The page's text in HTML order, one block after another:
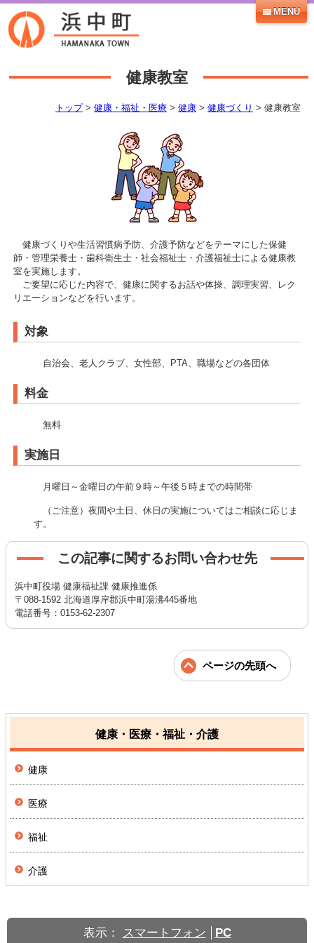
MENU
健康教室
トップ> 健康・福祉・医療 > 健康 > 健康づくり > 健康教室
健康づくりや生活習慣病予防、介護予防などをテーマにした保健
師・管理栄養士・歯科衛生士・社会福祉士・介護福祉士による健康教
室を実施します。
ご要望に応じた内容で、健康に関するお話や体操、調理実習、レク
リエーションなどを行います。
対象
自治会、老人クラブ、女性部、PTA、職場などの各団体
料金
無料
実施日
月曜日～金曜日の午前９時～午後５時までの時間帯
（ご注意）夜間や土日、休日の実施についてはご相談に応じま
す。
この記事に関するお問い合わせ先
浜中町役場 健康福祉課 健康推進係
〒088-1592 北海道厚岸郡浜中町湯沸445番地
電話番号：0153-62-2307
ページの先頭へ
健康・医療・福祉・介護
健康
医療
福祉
介護
表示： スマートフォン PC